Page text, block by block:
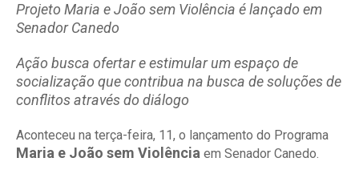
Projeto Maria e João sem Violência é lançado em
Senador Canedo
Ação busca ofertar e estimular um espaço de
socialização que contribua na busca de soluções de
conflitos através do diálogo
Aconteceu na terça-feira, 11, o lançamento do Programa
Maria e João sem Violência em Senador Canedo.